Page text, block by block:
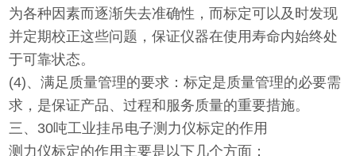
为各种因素而逐渐失去准确性，而标定可以及时发现
并定期校正这些问题，保证仪器在使用寿命内始终处
于可靠状态。
(4)、满足质量管理的要求：标定是质量管理的必要需
求，是保证产品、过程和服务质量的重要措施。
三、 30吨工业挂吊电子测力仪标定的作用
测力仪标定的作用主要是以下几个方面：